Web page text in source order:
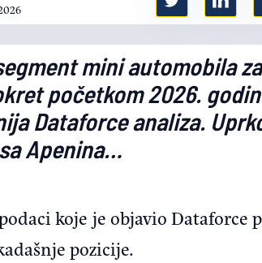
mini automobila
početkom 2026.
Dataforce analiza.
Apenina…
koje je objavio Dataforce
pozicije.